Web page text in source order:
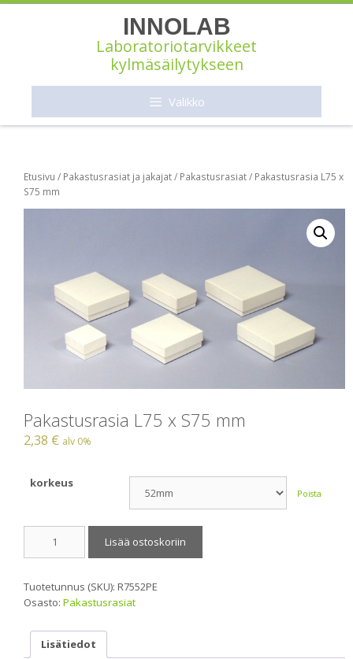
Siirry
INNOLAB
Laboratoriotarvikkeet
kylmäsäilytykseen
Valikko
Etusivu / Pakastusrasiat ja jakajat/ Pakastusrasiat/ Pakastusrasia L75 x
S75 mm
Pakastusrasia L75 x S75 mm
2,38 € alv 0%
korkeus
Poista
Lisää ostoskoriin
Tuotetunnus (SKU): R7552PE
Osasto: Pakastusrasiat
Lisätiedot